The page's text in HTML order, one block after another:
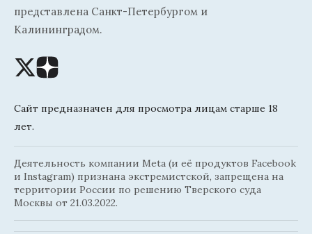
представлена Санкт-Петербургом и
Калининградом.
Сайт предназначен для просмотра лицам старше 18
лет.
Деятельность компании Meta (и её продуктов Facebook
и Instagram) признана экстремистской, запрещена на
территории России по решению Тверского суда
Москвы от 21.03.2022.